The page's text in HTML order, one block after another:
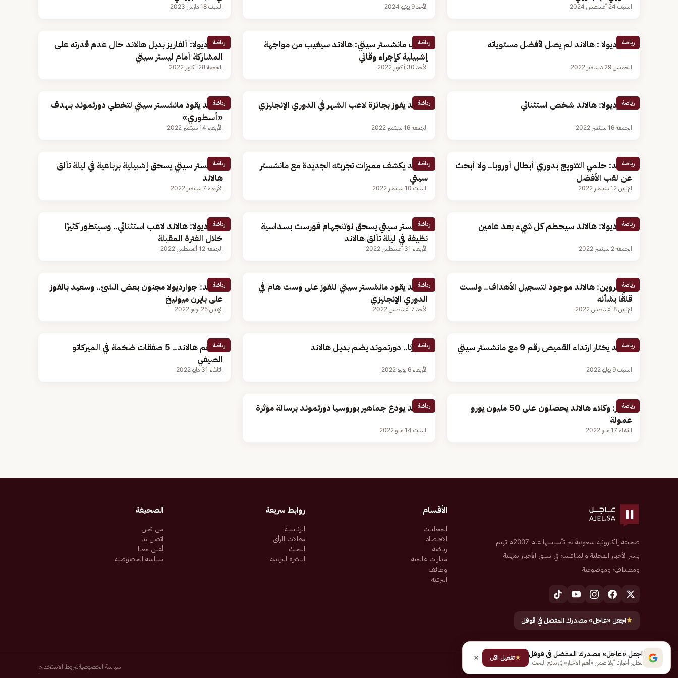
السبت 24 أغسطس 2024 الأحد 9 يونيو 2024 السبت 18 مارس 2023
رياضة
جوارديولا : هالاند لم يصل لأفضل مستوياته
الخميس 29 ديسمبر 2022
رياضة
مدرب مانشستر سيتي: هالاند سيغيب من مواجهة
إشبيلية كإجراء وقائي
الأحد 30 أكتوبر 2022
رياضة
جوارديولا: ألفاريز بديل هالاند حال عدم قدرته على
المشاركة أمام ليستر سيتي
الجمعة 28 أكتوبر 2022
رياضة
جوارديولا: هالاند شخص استثنائي
الجمعة 16 سبتمبر 2022
رياضة
هالاند يفوز بجائزة لاعب الشهر في الدوري الإنجليزي
الجمعة 16 سبتمبر 2022
رياضة
هالاند يقود مانشستر سيتي لتخطي دورتموند بـهدف
«أسطوري»
الأربعاء 14 سبتمبر 2022
رياضة
هالاند: حلمي التتويج بدوري أبطال أوروبا.. ولا أبحث
عن لقب الأفضل
الإثنين 12 سبتمبر 2022
رياضة
هالاند يكشف مميزات تجربته الجديدة مع مانشستر
سيتي
السبت 10 سبتمبر 2022
رياضة
مانشستر سيتي يسحق إشبيلية برباعية في ليلة تألق
هالاند
الأربعاء 7 سبتمبر 2022
رياضة
جوارديولا: هالاند سيحطم كل شيء بعد عامين
الجمعة 2 سبتمبر 2022
رياضة
مانشستر سيتي يسحق نوتنجهام فورست بسداسية
نظيفة في ليلة تألق هالاند
الأربعاء 31 أغسطس 2022
رياضة
جوارديولا: هالاند لاعب استثنائي.. وسيتطور كثيرًا
خلال الفترة المقبلة
الجمعة 12 أغسطس 2022
رياضة
دي بروين: هالاند موجود لتسجيل الأهداف.. ولست
قلقًا بشأنه
الإثنين 8 أغسطس 2022
رياضة
هالاند يقود مانشستر سيتي للفوز على وست هام في
الدوري الإنجليزي
الأحد 7 أغسطس 2022
رياضة
هالاند: جوارديولا مجنون بعض الشئ.. وسعيد بالفوز
على بايرن ميونيخ
الإثنين 25 يوليو 2022
رياضة
هالاند يختار ارتداء القميص رقم 9 مع مانشستر سيتي
السبت 9 يوليو 2022
رياضة
رسميًا.. دورتموند يضم بديل هالاند
الأربعاء 6 يوليو 2022
رياضة
أبرزهم هالاند.. 5 صفقات ضخمة في الميركاتو
الصيفي
الثلاثاء 31 مايو 2022
رياضة
تقارير: وكلاء هالاند يحصلون على 50 مليون يورو
عمولة
الثلاثاء 17 مايو 2022
رياضة
هالاند يودع جماهير بوروسيا دورتموند برسالة مؤثرة
السبت 14 مايو 2022
صحيفة إلكترونية سعودية تم تأسيسها عام 2007م تهتم
بنشر الأخبار المحلية والمنافسة في سبق الأخبار بمهنية
ومصداقية وموضوعية
★اجعل «عاجل» مصدرك المفضل في قوقل
الأقسام
المحليات
الاقتصاد
رياضة
مدارات عالمية
وظائف
الترفيه
روابط سريعة
الرئيسية
مقالات الرأي
البحث
النشرة البريدية
الصحيفة
من نحن
اتصل بنا
أعلن معنا
سياسة الخصوصية
جميع الحقوق محفوظة لـ شركة إيجاز للنشر الإلكتروني المالكة لصحيفة عاجل سياسة الخصوصيةشروط الاستخدام
اجعل «عاجل» مصدرك المفضل في قوقل
لتظهر أخبارنا أولاً ضمن «أهم الأخبار» في نتائج البحث
★تفعيل الآن